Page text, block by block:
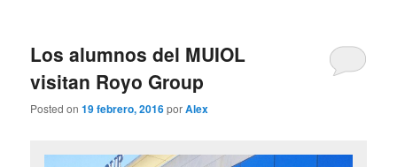
Los alumnos del MUIOL
visitan Royo Group
Posted on19 febrero, 2016porAlex